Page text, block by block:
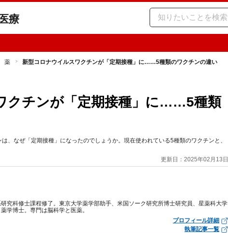
療
薬 新型コロナウイルスワクチンが「定期接種」に……5種類のワクチンの違い
クチンが「定期接種」に……5種類
、なぜ「定期接種」になったのでしょうか。現在使われている5種類のワクチンと、
更新日：2025年02月13日
究科修士課程修了。東京大学薬学部助手、米国ソーク研究所博士研究員、星薬科大学
学博士。専門は脳科学と医薬。
プロフィール詳細
執筆記事一覧